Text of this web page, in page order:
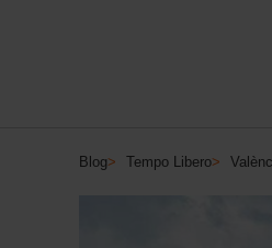
Blog> Tempo Libero>